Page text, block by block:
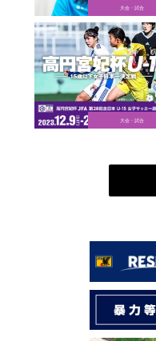
大会・試合
大会・試合